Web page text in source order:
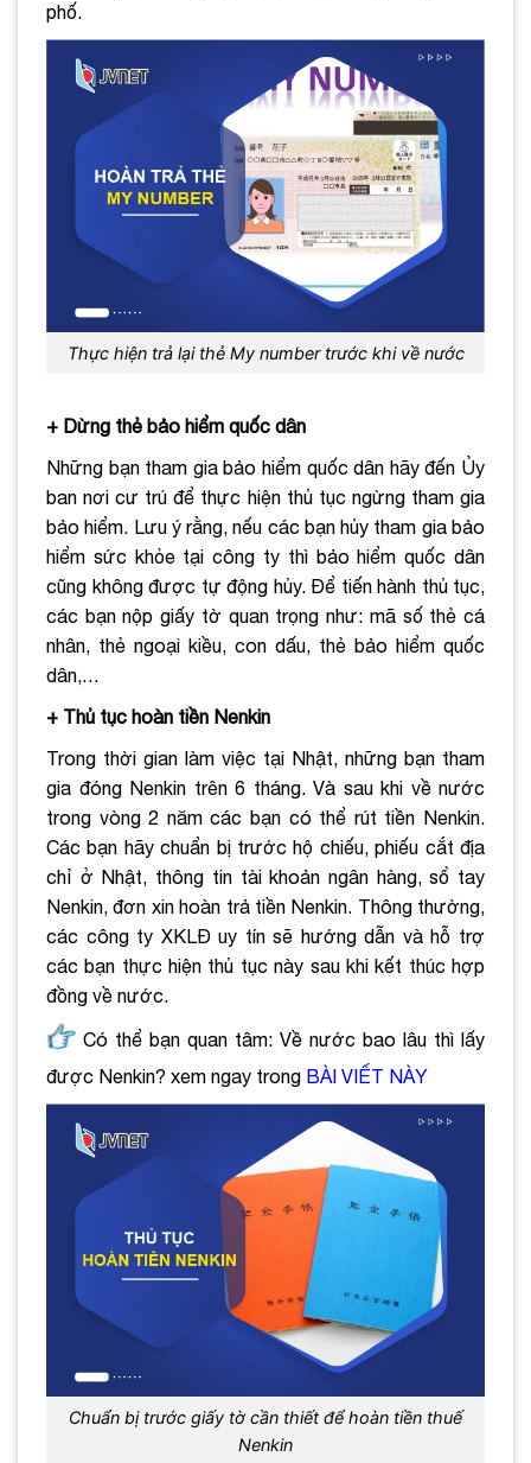
phố.
Thực hiện trả lại thẻ My number trước khi về nước
+ Dừng thẻ bảo hiểm quốc dân
Những bạn tham gia bảo hiểm quốc dân hãy đến Ủy
ban nơi cư trú để thực hiện thủ tục ngừng tham gia
bảo hiểm. Lưu ý rằng, nếu các bạn hủy tham gia bảo
hiểm sức khỏe tại công ty thì bảo hiểm quốc dân
cũng không được tự động hủy. Để tiến hành thủ tục,
các bạn nộp giấy tờ quan trọng như: mã số thẻ cá
nhân, thẻ ngoại kiều, con dấu, thẻ bảo hiểm quốc
dân,…
+ Thủ tục hoàn tiền Nenkin
Trong thời gian làm việc tại Nhật, những bạn tham
gia đóng Nenkin trên 6 tháng. Và sau khi về nước
trong vòng 2 năm các bạn có thể rút tiền Nenkin.
Các bạn hãy chuẩn bị trước hộ chiếu, phiếu cắt địa
chỉ ở Nhật, thông tin tài khoản ngân hàng, sổ tay
Nenkin, đơn xin hoàn trả tiền Nenkin. Thông thường,
các công ty XKLĐ uy tín sẽ hướng dẫn và hỗ trợ
các bạn thực hiện thủ tục này sau khi kết thúc hợp
đồng về nước.
Có thể bạn quan tâm: Về nước bao lâu thì lấy
được Nenkin? xem ngay trong BÀI VIẾT NÀY
Chuẩn bị trước giấy tờ cần thiết để hoàn tiền thuế
Nenkin